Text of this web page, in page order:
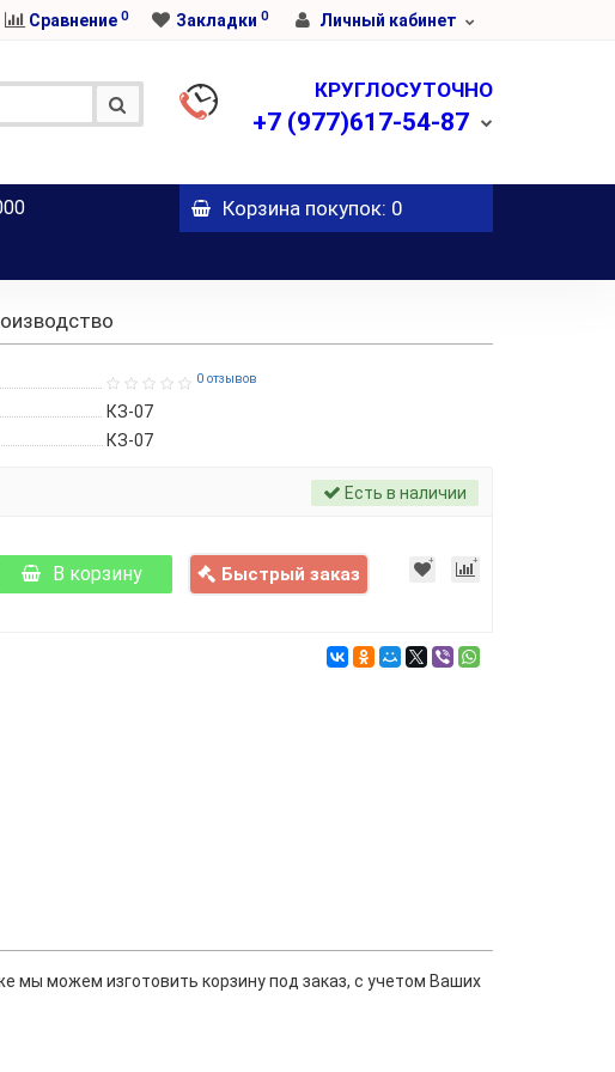
Сравнение 0 Закладки 0 Личный кабинет
КРУГЛОСУТОЧНО
+7 (977)617-54-87
Корзинапокупок: 0
0 отзывов
КЗ-07
КЗ-07
Есть в наличии
В корзину Быстрый заказ
мы можем изготовить корзину под заказ, с учетом Ваших